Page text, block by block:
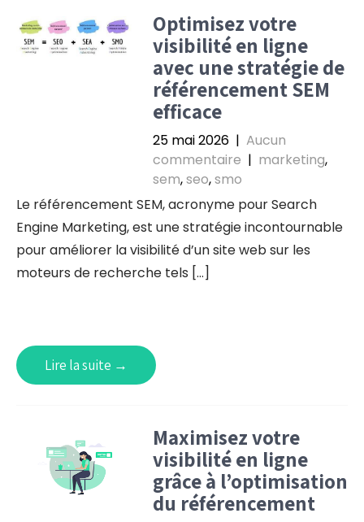
Optimisez votre
visibilité en ligne
avec une stratégie de
référencement SEM
efficace
25 mai 2026 | Aucun
commentaire | marketing,
sem,seo,smo
Le référencement SEM, acronyme pour Search
Engine Marketing, est une stratégie incontournable
pour améliorer la visibilité d’un site web sur les
moteurs de recherche tels […]
Lire la suite →
Maximisez votre
visibilité en ligne
grâce à l’optimisation
du référencement